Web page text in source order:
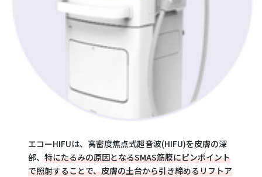
エコーHIFUは、高密度焦点式超音波(HIFU)を皮膚の深
部、特にたるみの原因となるSMAS筋膜にピンポイント
で照射することで、皮膚の土台から引き締めるリフトア